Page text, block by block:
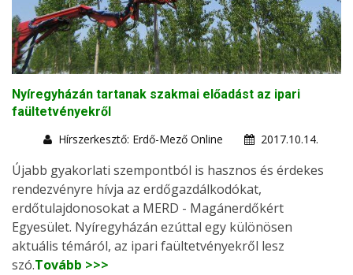
Nyíregyházán tartanak szakmai előadást az ipari
faültetvényekről
Hírszerkesztő: Erdő-Mező Online
2017.10.14.
Újabb gyakorlati szempontból is hasznos és érdekes
rendezvényre hívja az erdőgazdálkodókat,
erdőtulajdonosokat a MERD - Magánerdőkért
Egyesület. Nyíregyházán ezúttal egy különösen
aktuális témáról, az ipari faültetvényekről lesz
szó.Tovább >>>